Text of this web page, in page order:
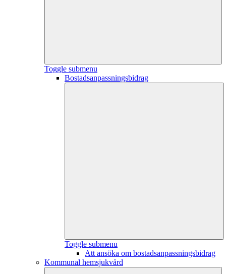
Toggle submenu
Bostadsanpassningsbidrag
Toggle submenu
Att ansöka om bostadsanpassningsbidrag
Kommunal hemsjukvård